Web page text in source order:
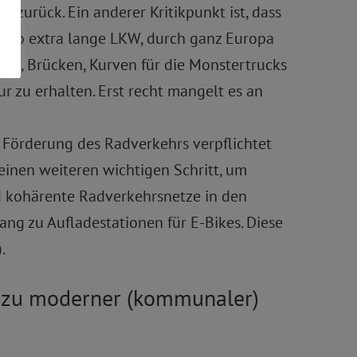
zurück. Ein anderer Kritikpunkt ist, dass
extra lange LKW, durch ganz Europa
Brücken, Kurven für die Monstertrucks
zu erhalten. Erst recht mangelt es an
des Radverkehrs verpflichtet
weiteren wichtigen Schritt, um
Radverkehrsnetze in den
zu Aufladestationen für E-Bikes. Diese
moderner (kommunaler)